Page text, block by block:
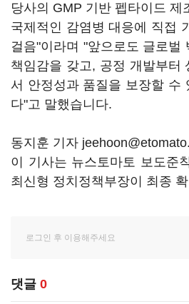
당사의 GMP 기반 펩타이드 제
국제적인 감염병 대응에 직접
걸음"이라며 "앞으로도 글로벌
책임감을 갖고, 공정 개발부터
서 안정성과 품질을 보장할 수
다"고 말했습니다.
동지훈 기자
이 기사는 뉴스토마토 보도준
최신형 정치정책부장이 최종
댓글 0